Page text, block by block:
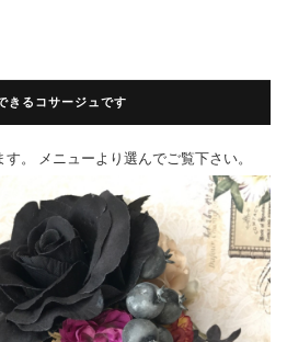
きるコサージュです
。 メニューより選んでご覧下さい。